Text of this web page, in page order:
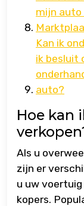
mijn auto
Kan ik
ik besluit
auto?
Hoe kan
Als u
zijn er
u uw
kopers.